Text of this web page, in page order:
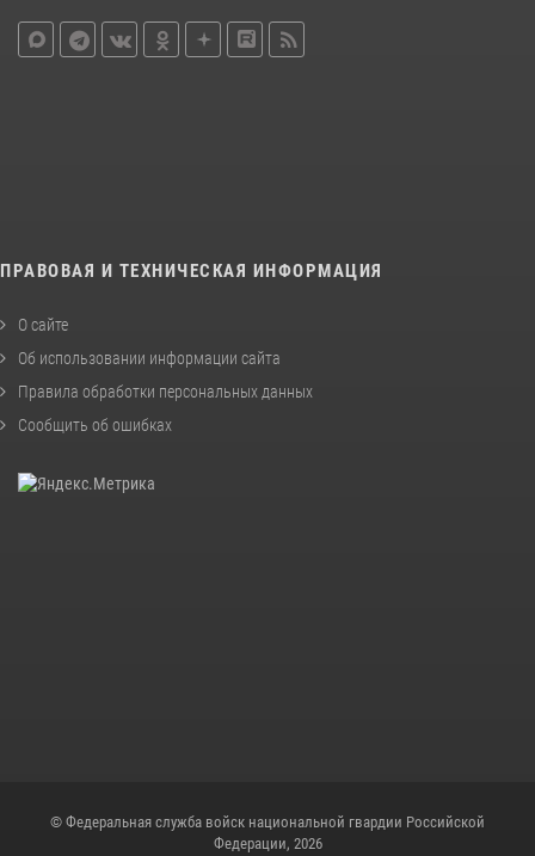
ПРАВОВАЯ И ТЕХНИЧЕСКАЯ ИНФОРМАЦИЯ
О сайте
Об использовании информации сайта
Правила обработки персональных данных
Сообщить об ошибках
© Федеральная служба войск национальной гвардии Российской
Федерации, 2026